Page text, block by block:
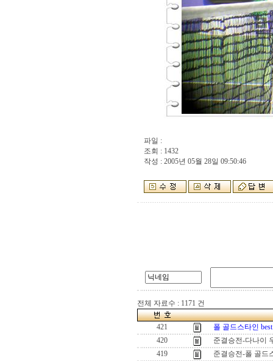
파일 :
조회 : 1432
작성 : 2005년 05월 28일 09:50:46
전체 자료수 : 1171 건
421
폴 골드스타인 best
420
준결승전-다나이
419
준결승전-폴 골드